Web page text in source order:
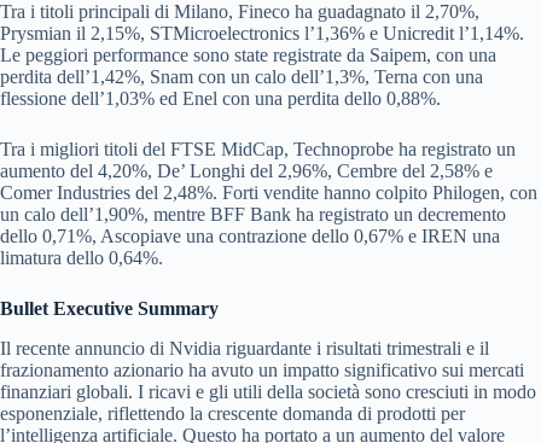
Tra i titoli principali di Milano, Fineco ha guadagnato il 2,70%,
Prysmian il 2,15%, STMicroelectronics l’1,36% e Unicredit l’1,14%.
Le peggiori performance sono state registrate da Saipem, con una
perdita dell’1,42%, Snam con un calo dell’1,3%, Terna con una
flessione dell’1,03% ed Enel con una perdita dello 0,88%.
Tra i migliori titoli del FTSE MidCap, Technoprobe ha registrato un
aumento del 4,20%, De’ Longhi del 2,96%, Cembre del 2,58% e
Comer Industries del 2,48%. Forti vendite hanno colpito Philogen, con
un calo dell’1,90%, mentre BFF Bank ha registrato un decremento
dello 0,71%, Ascopiave una contrazione dello 0,67% e IREN una
limatura dello 0,64%.
Bullet Executive Summary
Il recente annuncio di Nvidia riguardante i risultati trimestrali e il
frazionamento azionario ha avuto un impatto significativo sui mercati
finanziari globali. I ricavi e gli utili della società sono cresciuti in modo
esponenziale, riflettendo la crescente domanda di prodotti per
l’intelligenza artificiale. Questo ha portato a un aumento del valore